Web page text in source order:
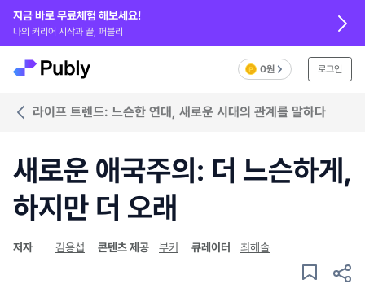
지금 바로 무료체험 해보세요!
나의 커리어 시작과 끝, 퍼블리
0원 로그인
라이프 트렌드: 느슨한 연대, 새로운 시대의 관계를 말하다
새로운 애국주의: 더 느슨하게,
하지만 더 오래
저자 김용섭 콘텐츠 제공 부키 큐레이터 최해솔